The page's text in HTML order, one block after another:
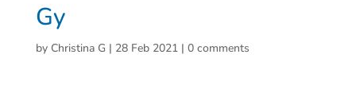
Gy
by Christina G | 28 Feb 2021| 0 comments